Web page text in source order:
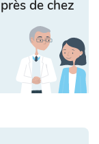
de chez